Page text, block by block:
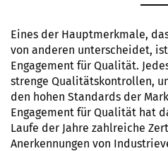
Eines der Hauptmerkmale,
von anderen unterscheidet,
Engagement für Qualität.
strenge Qualitätskontrollen,
den hohen Standards der
Engagement für Qualität hat
Laufe der Jahre zahlreiche
Anerkennungen von